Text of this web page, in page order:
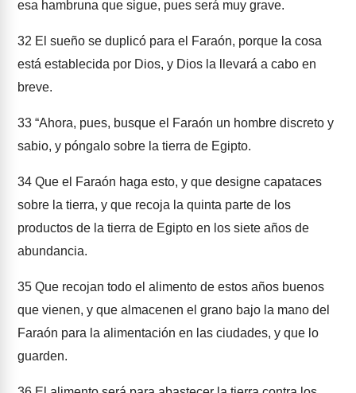
esa hambruna que sigue, pues será muy grave.
32 El sueño se duplicó para el Faraón, porque la cosa
está establecida por Dios, y Dios la llevará a cabo en
breve.
33 “Ahora, pues, busque el Faraón un hombre discreto y
sabio, y póngalo sobre la tierra de Egipto.
34 Que el Faraón haga esto, y que designe capataces
sobre la tierra, y que recoja la quinta parte de los
productos de la tierra de Egipto en los siete años de
abundancia.
35 Que recojan todo el alimento de estos años buenos
que vienen, y que almacenen el grano bajo la mano del
Faraón para la alimentación en las ciudades, y que lo
guarden.